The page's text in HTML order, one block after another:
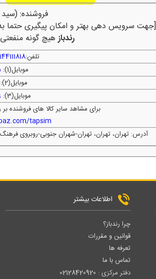
فروشنده:
[جهت سرویس دهی بهتر و امکان پیگیری حتما به
رندبازهیچ گونه منفعتی
تلفن:
موبایل(1):
موبایل(2):
موبایل(3):
برای مشاهد سایر کالا های فروشنده
tapsim
آدرس: تهران، تهران، تهران-شهران جنوبی-روبروی فرهنگ سرای
اطلاعات بیشتر
چرا رندباز؟
قوانین و مقررات
تعرفه ها
تماس با ما
دفتر مرکزی : 02128420920